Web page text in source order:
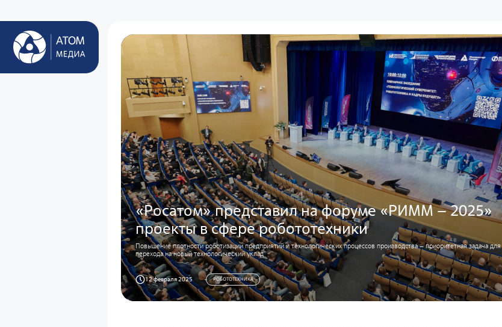
«Росатом» представил на форуме «РИММ – 2025»
проекты в сфере робототехники
Повышение плотности роботизации предприятий и технологических процессов производства – приоритетная задача для
перехода на новый технологический уклад
12 февраля 2025 РОБОТОТЕХНИКА